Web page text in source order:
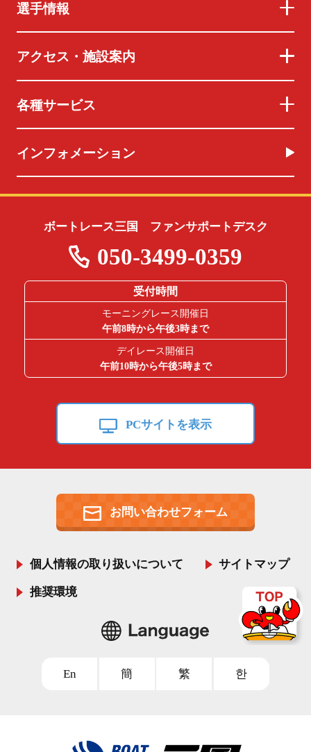
選手情報
アクセス・施設案内
各種サービス
インフォメーション
ボートレース三国 ファンサポートデスク
050-3499-0359
受付時間
モーニングレース開催日
午前8時から午後3時まで
デイレース開催日
午前10時から午後5時まで
PCサイトを表示
お問い合わせフォーム
個人情報の取り扱いについて サイトマップ
推奨環境
En 簡 繁 한